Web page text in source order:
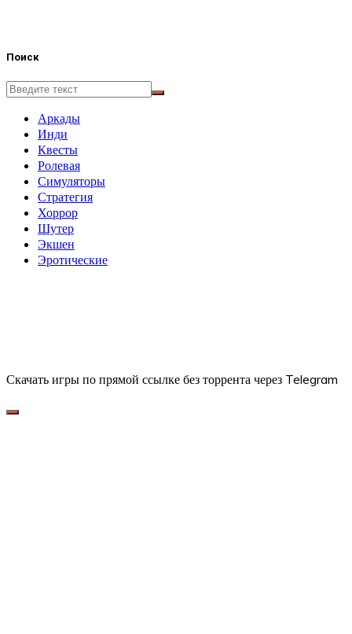
Поиск
Аркады
Инди
Квесты
Ролевая
Симуляторы
Стратегия
Хоррор
Шутер
Экшен
Эротические
Скачать игры по прямой ссылке без торрента через Telegram